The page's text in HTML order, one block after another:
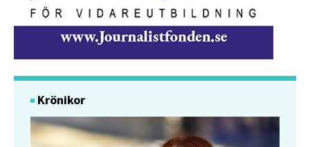
Krönikor